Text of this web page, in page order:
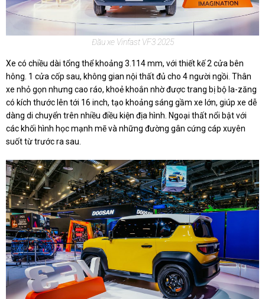
Đầu xe Vinfast VF3 2025
Xe có chiều dài tổng thể khoảng 3.114 mm, với thiết kế 2 cửa bên
hông. 1 cửa cốp sau, không gian nội thất đủ cho 4 người ngồi. Thân
xe nhỏ gọn nhưng cao ráo, khoẻ khoắn nhờ được trang bị bộ la-zăng
có kích thước lên tới 16 inch, tạo khoảng sáng gầm xe lớn, giúp xe dễ
dàng di chuyển trên nhiều điều kiện địa hình. Ngoại thất nổi bật với
các khối hình học mạnh mẽ và những đường gân cứng cáp xuyên
suốt từ trước ra sau.